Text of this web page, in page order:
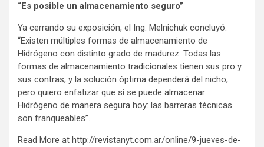
“Es posible un almacenamiento seguro”
Ya cerrando su exposición, el Ing. Melnichuk concluyó:
“Existen múltiples formas de almacenamiento de
Hidrógeno con distinto grado de madurez. Todas las
formas de almacenamiento tradicionales tienen sus pro y
sus contras, y la solución óptima dependerá del nicho,
pero quiero enfatizar que sí se puede almacenar
Hidrógeno de manera segura hoy: las barreras técnicas
son franqueables”.
Read More at http://revistanyt.com.ar/online/9-jueves-de-